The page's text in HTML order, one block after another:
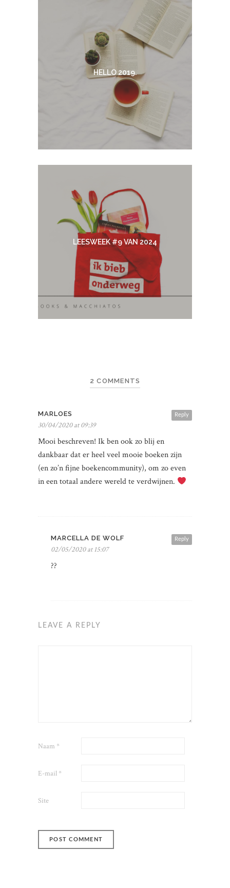
HELLO 2019.
LEESWEEK #9 VAN 2024
2 COMMENTS
Reply
MARLOES
30/04/2020 at 09:39
Mooi beschreven! Ik ben ook zo blij en
dankbaar dat er heel veel mooie boeken zijn
(en zo’n fijne boekencommunity), om zo even
in een totaal andere wereld te verdwijnen.
Reply
MARCELLA DE WOLF
02/05/2020 at 15:07
??
LEAVE A REPLY
Naam *
E-mail *
Site